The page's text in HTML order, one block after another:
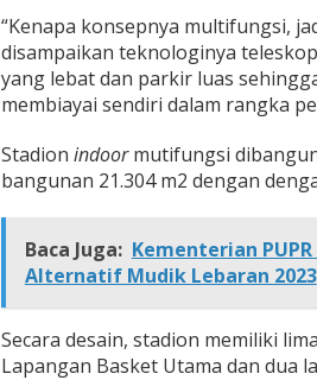
“Kenapa konsepnya multifungsi,
disampaikan teknologinya
yang lebat dan parkir luas
membiayai sendiri dalam rangka
Stadion indoormutifungsi dibangun
bangunan 21.304 m2 dengan
Baca Juga: Kementerian
Alternatif Mudik Lebaran 2023
Secara desain, stadion memiliki
Lapangan Basket Utama dan dua